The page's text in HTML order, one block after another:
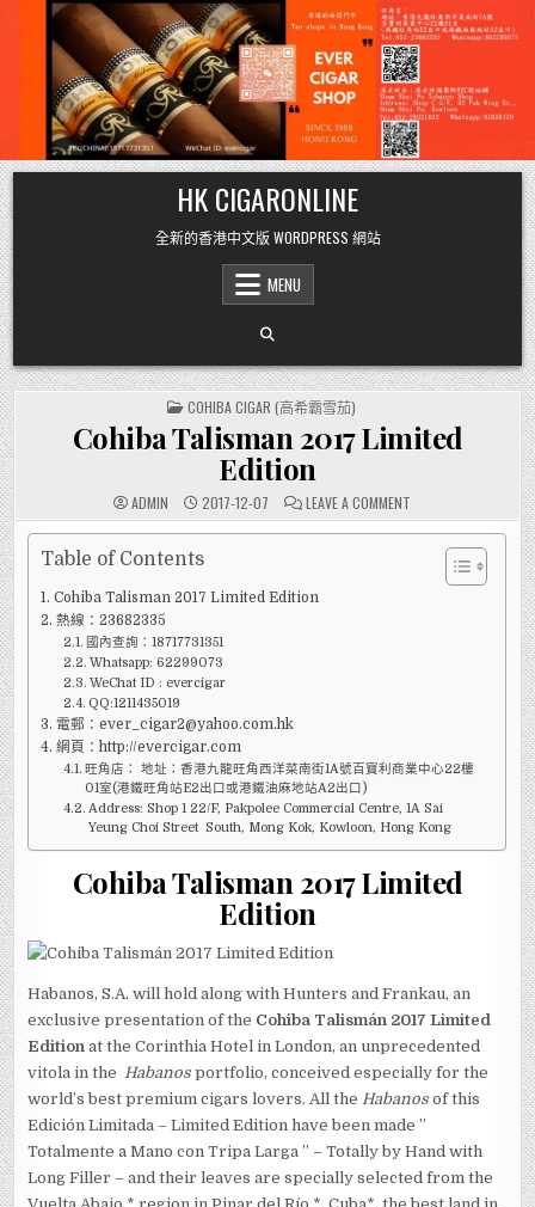
Skip
to
content
HK CIGARONLINE
全新的香港中文版 WORDPRESS 網站
MENU
POSTED
IN
COHIBA CIGAR (高希霸雪茄)
Cohiba Talisman 2017 Limited
Edition
ADMIN 2017-12-07 LEAVE A COMMENTON
COHIBA
TALISMAN
LIMITED
EDITION
Table of Contents
Cohiba Talisman 2017 Limited Edition
熱線：23682335
國內查詢：18717731351
Whatsapp: 62299073
WeChat ID : evercigar
QQ:1211435019
電郵：ever_cigar2@yahoo.com.hk
網頁：http://evercigar.com
旺角店： 地址：香港九龍旺角西洋菜南街1A號百寶利商業中心22樓
01室(港鐵旺角站E2出口或港鐵油麻地站A2出口)
Address: Shop 1 22/F, Pakpolee Commercial Centre, 1A Sai
Yeung Choi Street South, Mong Kok, Kowloon, Hong Kong
Cohiba Talisman 2017 Limited
Edition
Habanos, S.A. will hold along with Hunters and Frankau, an
exclusive presentation of the Cohiba Talismán 2017 Limited
Edition at the Corinthia Hotel in London, an unprecedented
vitola in the Habanos portfolio, conceived especially for the
world’s best premium cigars lovers. All theHabanos of this
Edición Limitada – Limited Edition have been made ​​”
Totalmente a Mano conTripa Larga ” – Totally by Hand with
Long Filler – and their leaves are specially selected from the